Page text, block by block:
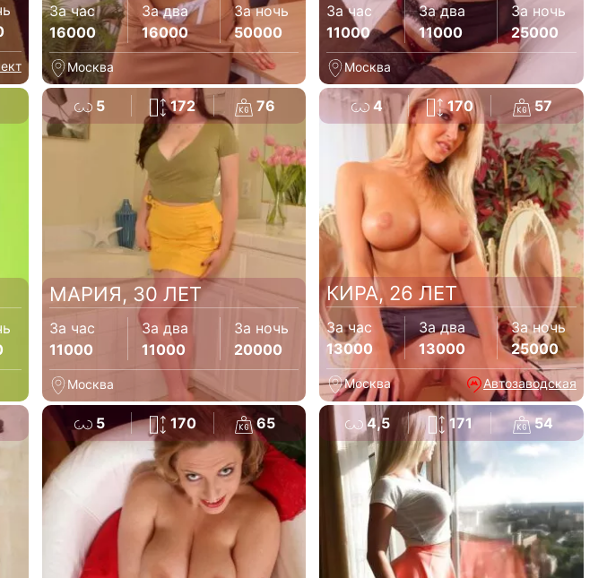
За час
16000
За два
16000
За ночь
50000
Москва
За час
11000
За два
11000
За ночь
25000
Москва
5 172 76
МАРИЯ, 30 ЛЕТ
За час
11000
За два
11000
За ночь
20000
Москва
4 170 57
КИРА, 26 ЛЕТ
За час
13000
За два
13000
За ночь
25000
Москва Автозаводская
5 170 65 4,5 171 54